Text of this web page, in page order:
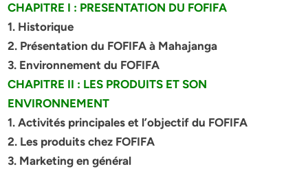
CHAPITRE I : PRESENTATION DU FOFIFA
1. Historique
2. Présentation du FOFIFA à Mahajanga
3. Environnement du FOFIFA
CHAPITRE II : LES PRODUITS ET SON
ENVIRONNEMENT
1. Activités principales et l’objectif du FOFIFA
2. Les produits chez FOFIFA
3. Marketing en général